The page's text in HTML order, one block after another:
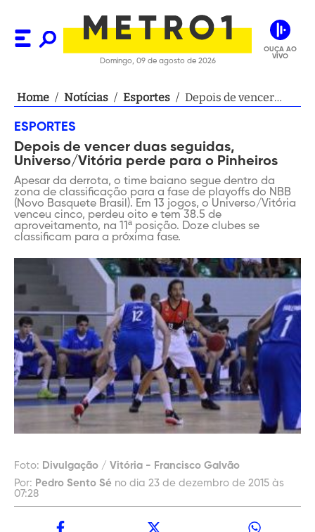
Domingo, 09 de agosto de 2026
OUÇA AO
VIVO
Home / Notícias / Esportes / Depois de vencer
perde para o
Pinheiros
ESPORTES
Depois de vencer duas seguidas,
Universo/Vitória perde para o Pinheiros
Apesar da derrota, o time baiano segue dentro da
zona de classificação para a fase de playoffs do NBB
(Novo Basquete Brasil). Em 13 jogos, o Universo/Vitória
venceu cinco, perdeu oito e tem 38.5 de
aproveitamento, na 11ª posição. Doze clubes se
classificam para a próxima fase.
Foto: Divulgação / Vitória - Francisco Galvão
Por: Pedro Sento Sé no dia 23 de dezembro de 2015 às
07:28